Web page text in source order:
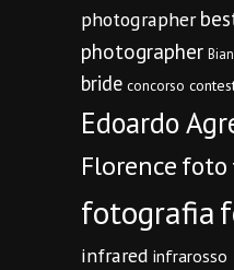
photographer
photographer
bride concorso
Edoardo
Florencefoto
fotografia
infrared infrarosso